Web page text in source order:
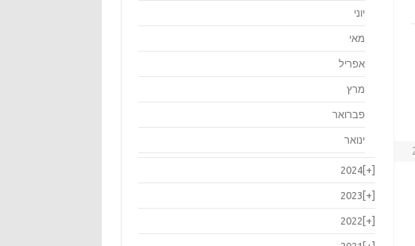
יוני
מאי
אפריל
מרץ
פברואר
ינואר
[+]
2024
[+]
2023
[+]
2022